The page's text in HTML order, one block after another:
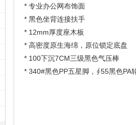
* 专业办
* 黑色坐背连接扶手
* 12mm厚度座木板
* 高密度原生海绵，原位锁定底盘
* 100下沉7CM三级黑色气压棒
* 340#黑色PP五星脚，∮55黑色PA